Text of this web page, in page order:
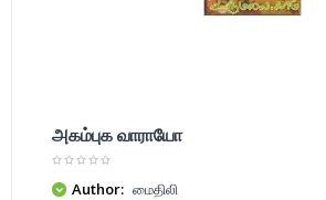
அகம்புக வாராயோ
Author: மைதிலி